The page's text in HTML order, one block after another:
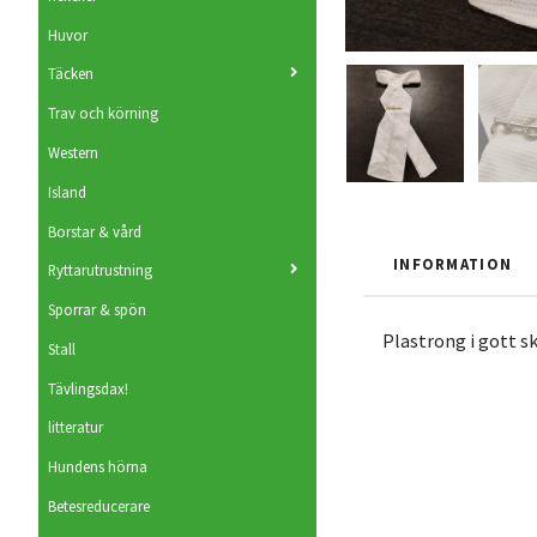
Huvor
Täcken
Trav och körning
Western
Island
Borstar & vård
Ryttarutrustning
Sporrar & spön
Stall
Tävlingsdax!
litteratur
Hundens hörna
Betesreducerare
INFORMATION
Plastrong i gott